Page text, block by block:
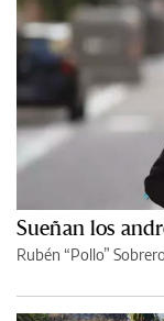
Sueñan los
Rubén “Pollo” Sobrero